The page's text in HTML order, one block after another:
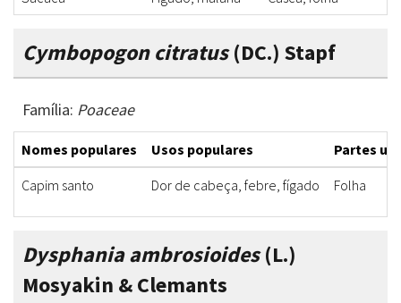
Cymbopogon citratus(DC.) Stapf
Família: Poaceae
Nomes populares Usos populares
Partes
Capim santo
Dor de cabeça, febre, fígado Folha
Dysphania ambrosioides(L.)
Mosyakin & Clemants